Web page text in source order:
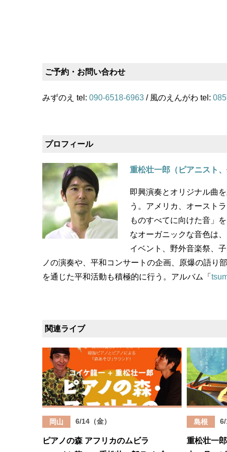
ご予約・お問い合わせ
みずのえ tel: 090-6518-6963 / 風のえんがわ tel:
プロフィール
重松壮一郎（ピアニスト
即興演奏とオリジナル曲
う。アメリカ、オースト
ものすべてに向けた音」
なオーガニックな音色は
イベント、野外音楽祭、
ノの演奏や、平和コンサートの企画、原爆の語り
を通じた平和活動も積極的に行う。アルバム「
関連ライブ
岡山 6/14（金）
ピアノの森 アフリカのムビラ
島根 6/
重松壮一郎